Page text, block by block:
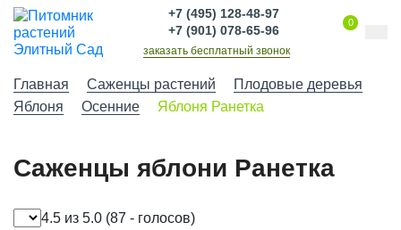
+7 (495) 128-48-97
+7 (901) 078-65-96
заказать бесплатный звонок
0
Главная Саженцы растений
Плодовые деревья
Яблоня
Осенние Яблоня Ранетка
Саженцы яблони Ранетка
4.5 из 5.0 (87 - голосов)